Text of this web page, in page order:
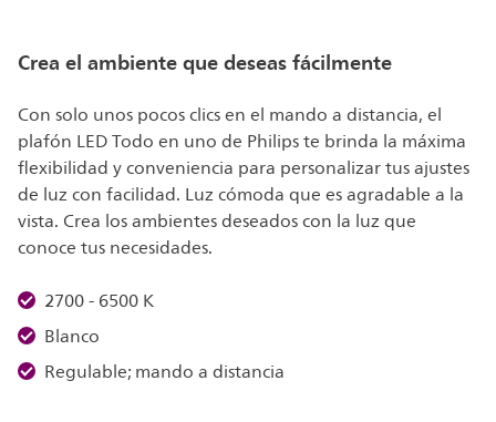
Crea el ambiente que deseas fácilmente
Con solo unos pocos clics en el mando a distancia, el
plafón LED Todo en uno de Philips te brinda la máxima
flexibilidad y conveniencia para personalizar tus ajustes
de luz con facilidad. Luz cómoda que es agradable a la
vista. Crea los ambientes deseados con la luz que
conoce tus necesidades.
2700 - 6500 K
Blanco
Regulable; mando a distancia